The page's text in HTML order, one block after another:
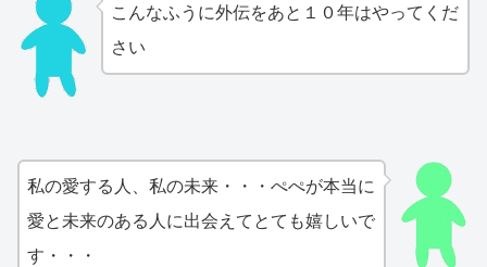
こんなふうに外伝をあと１０年はやってくだ
さい
私の愛する人、私の未来・・・ぺぺが本当に
愛と未来のある人に出会えてとても嬉しいで
す・・・